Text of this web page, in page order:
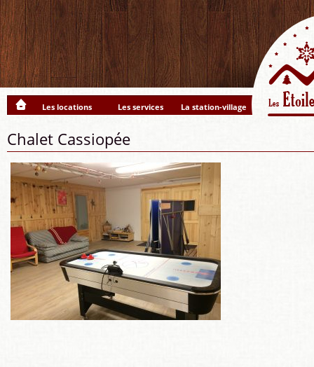
Les locations Les services La station-village
Chalet Cassiopée